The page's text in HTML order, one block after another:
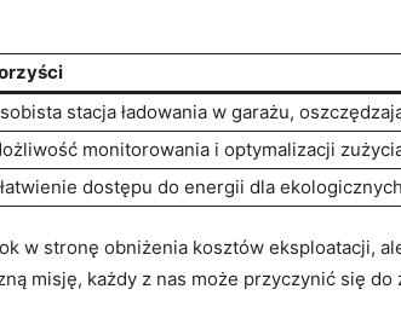
stacja ‍ładowania w garażu,
monitorowania i optymalizacji‍
dostępu do energii dla
w stronę‍ obniżenia kosztów eksploatacji,
misję, każdy z ⁤nas może przyczynić się do⁤